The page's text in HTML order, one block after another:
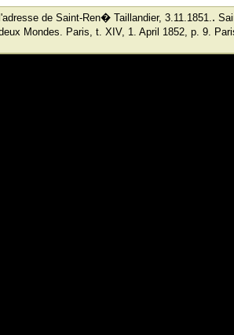
de Saint-Ren� Taillandier, 3.11.1851..
Mondes. Paris, t. XIV, 1. April 1852, p. 9.